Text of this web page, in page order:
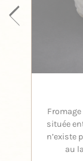
située
n’existe
au